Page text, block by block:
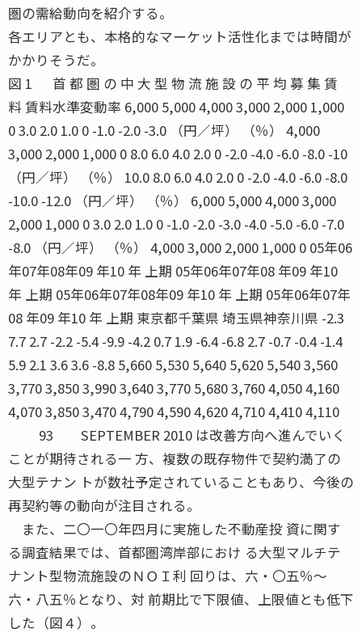
圏の需給動向を紹介する。
各エリアとも、本格的なマーケット活性化までは時間が
かかりそうだ。
図 1 首 都 圏 の 中 大 型 物 流 施 設 の 平 均 募 集 賃
料 賃料水準変動率 6,000 5,000 4,000 3,000 2,000 1,000
0 3.0 2.0 1.0 0 -1.0 -2.0 -3.0 （円／坪） （％） 4,000
3,000 2,000 1,000 0 8.0 6.0 4.0 2.0 0 -2.0 -4.0 -6.0 -8.0 -10
（円／坪） （％） 10.0 8.0 6.0 4.0 2.0 0 -2.0 -4.0 -6.0 -8.0
-10.0 -12.0 （円／坪） （％） 6,000 5,000 4,000 3,000
2,000 1,000 0 3.0 2.0 1.0 0 -1.0 -2.0 -3.0 -4.0 -5.0 -6.0 -7.0
-8.0 （円／坪） （％） 4,000 3,000 2,000 1,000 0 05年06
年07年08年09 年10 年 上期 05年06年07年08 年09 年10
年 上期 05年06年07年08年09 年10 年 上期 05年06年07年
08 年09 年10 年 上期 東京都千葉県 埼玉県神奈川県 -2.3
7.7 2.7 -2.2 -5.4 -9.9 -4.2 0.7 1.9 -6.4 -6.8 2.7 -0.7 -0.4 -1.4
5.9 2.1 3.6 3.6 -8.8 5,660 5,530 5,640 5,620 5,540 3,560
3,770 3,850 3,990 3,640 3,770 5,680 3,760 4,050 4,160
4,070 3,850 3,470 4,790 4,590 4,620 4,710 4,410 4,110
93 SEPTEMBER 2010 は改善方向へ進んでいく
ことが期待される一 方、複数の既存物件で契約満了の
大型テナン トが数社予定されていることもあり、今後の
再契約等の動向が注目される。
また、二〇一〇年四月に実施した不動産投 資に関す
る調査結果では、首都圏湾岸部におけ る大型マルチテ
ナント型物流施設のＮＯＩ利 回りは、六・〇五％〜
六・八五％となり、対 前期比で下限値、上限値とも低下
した（図４）。